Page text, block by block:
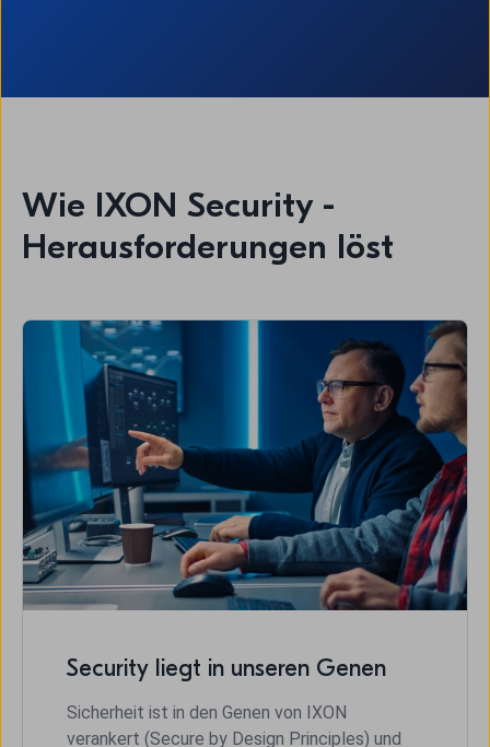
Wie IXON Security -
Herausforderungen löst
Security liegt in unseren Genen
Sicherheit ist in den Genen von IXON
verankert (Secure by Design Principles) und